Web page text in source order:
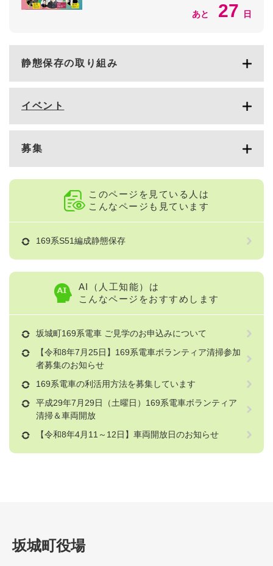
あと 27 日
静態保存の取り組み
イベント
募集
このページを見ている人は
こんなページも見ています
169系S51編成静態保存
AI（人工知能）は
こんなページをおすすめします
坂城町169系電車 ご見学のお申込みについて
【令和8年7月25日】169系電車ボランティア清掃参加
者募集のお知らせ
169系電車の利活用方法を募集しています
平成29年7月29日（土曜日）169系電車ボランティア
清掃＆車両開放
【令和8年4月11～12日】車両開放日のお知らせ
坂城町役場